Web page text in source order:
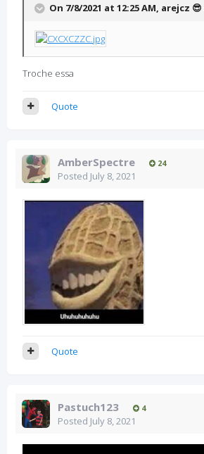
On 7/8/2021 at 12:25 AM, arejcz 😎
Troche essa
Quote
AmberSpectre 24
Posted July 8, 2021
Quote
Pastuch123 4
Posted July 8, 2021